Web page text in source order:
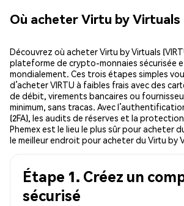
Où acheter Virtu by Virtuals
Découvrez où acheter Virtu by Virtuals
plateforme de crypto-monnaies sécurisée
mondialement. Ces trois étapes simples
d’acheter VIRTU à faibles frais avec des
de débit, virements bancaires ou
minimum, sans tracas. Avec
(2FA), les audits de réserves et la
Phemex est le lieu le plus sûr pour acheter
le meilleur endroit pour acheter du Virtu by
Étape 1. Créez un
sécurisé